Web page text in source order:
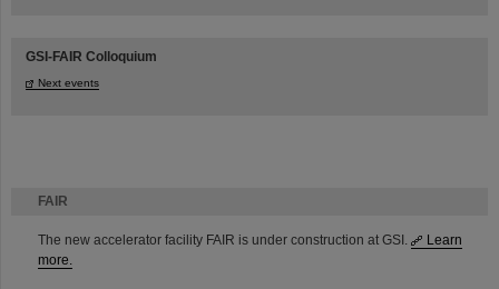
FAIR
The new accelerator facility FAIR is under construction at GSI.
Learn
more.
GSI-FAIR Colloquium
Next events